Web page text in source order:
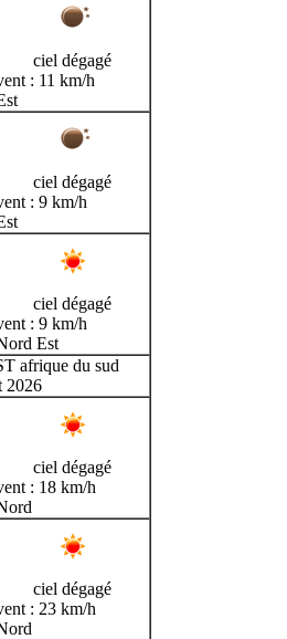
ciel dégagé
: 11 km/h
ciel dégagé
: 9 km/h
ciel dégagé
: 9 km/h
Est
afrique du sud
2026
ciel dégagé
: 18 km/h
ciel dégagé
: 23 km/h